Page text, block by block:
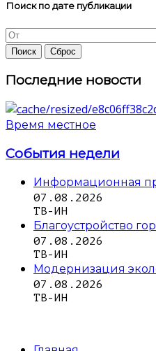
Поиск по дате публикации
Последние новости
Время местное
События недели
Информационная
07.08.2026
ТВ-ИН
Благоустройство
07.08.2026
ТВ-ИН
Модернизация
07.08.2026
ТВ-ИН